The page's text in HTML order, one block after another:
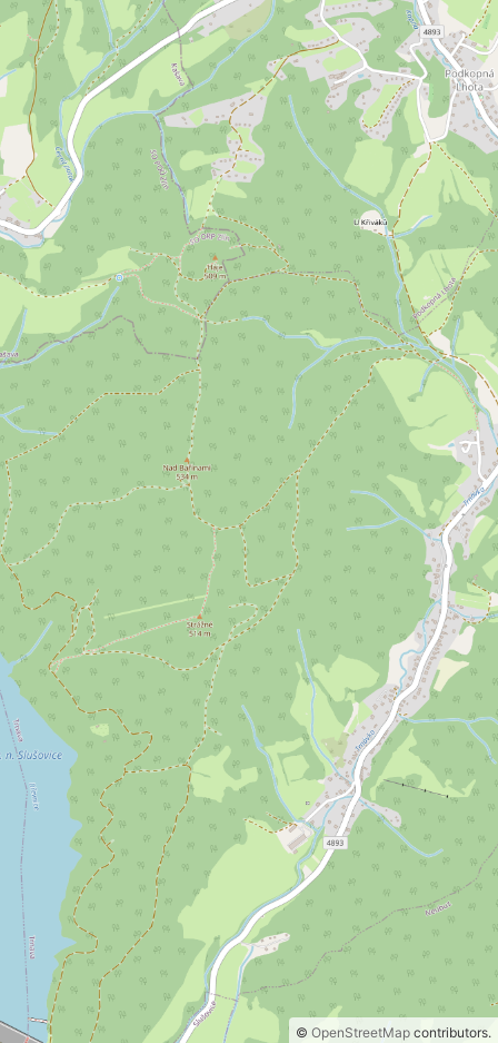
© OpenStreetMap contributors.